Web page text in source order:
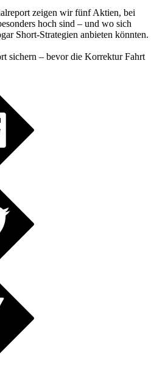
zeigen wir fünf Aktien, bei
hoch sind – und wo sich
Short-Strategien anbieten könnten.
sichern – bevor die Korrektur Fahrt